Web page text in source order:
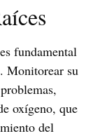
fundamental
Monitorear su
oxígeno, que
del